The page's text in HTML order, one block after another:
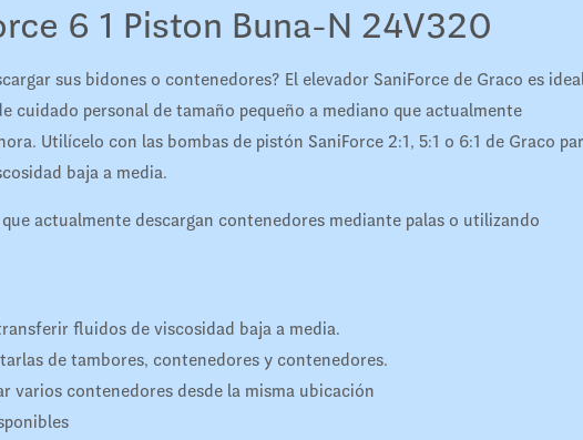
6 1 Piston Buna-N 24V320
sus bidones o contenedores? El elevador SaniForce de Graco es
cuidado personal de tamaño pequeño a mediano que actualmente
Utilícelo con las bombas de pistón SaniForce 2:1, 5:1 o 6:1 de Graco
baja a media.
actualmente descargan contenedores mediante palas o utilizando
fluidos de viscosidad baja a media.
de tambores, contenedores y contenedores.
varios contenedores desde la misma ubicación